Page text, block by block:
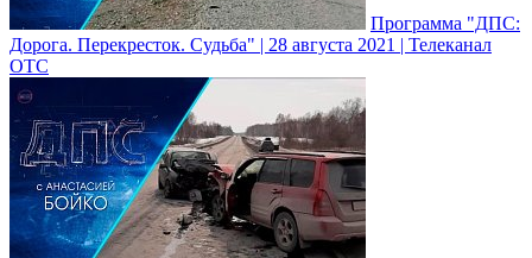
Программа "ДПС:
Дорога. Перекресток. Судьба" | 28 августа 2021 | Телеканал
ОТС